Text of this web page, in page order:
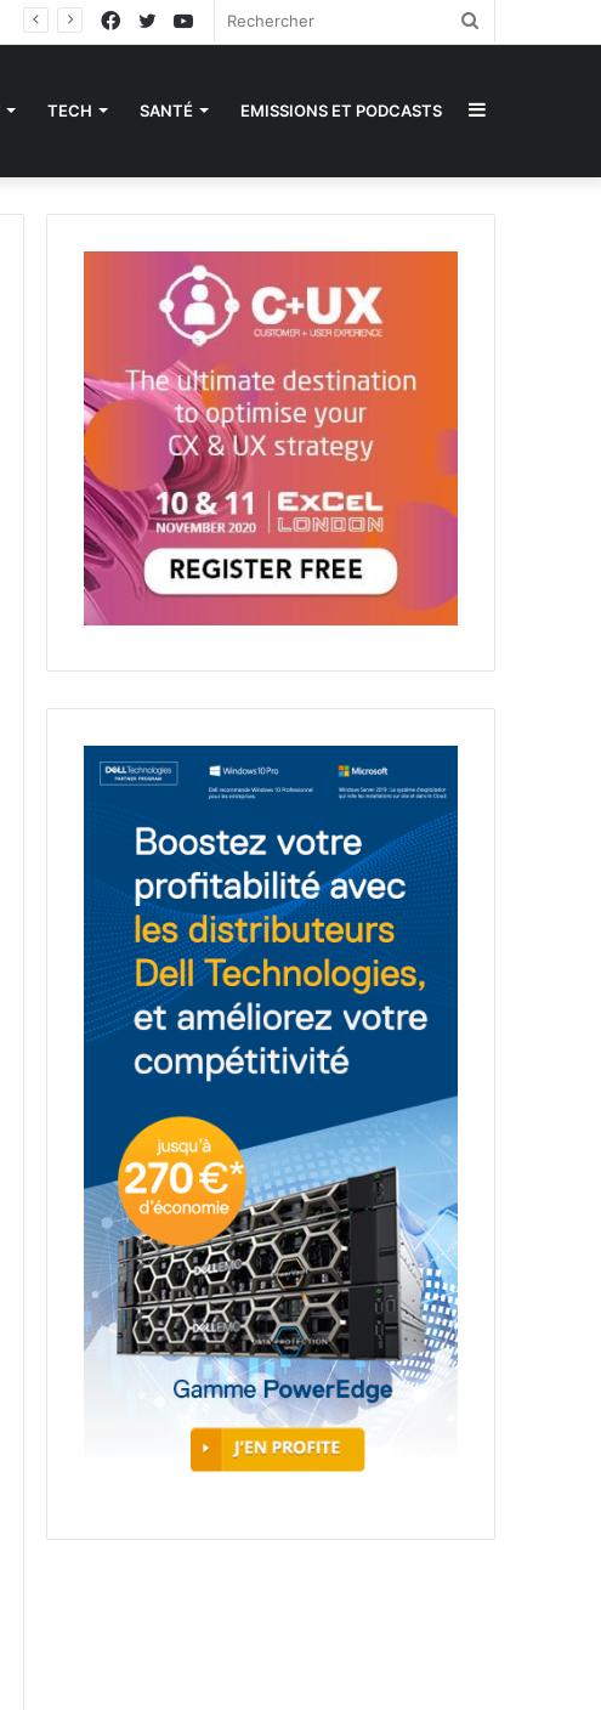
YouTube
Twitter
Facebook
TECH SANTÉ EMISSIONS ET PODCASTS